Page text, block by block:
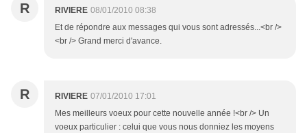
R RIVIERE 08/01/2010 08:38
Et de répondre aux messages qui vous sont adressés...<br />
<br /> Grand merci d'avance.
R RIVIERE 07/01/2010 17:01
Mes meilleurs voeux pour cette nouvelle année !<br /> Un
voeux particulier : celui que vous nous donniez les moyens